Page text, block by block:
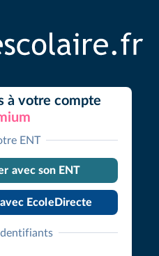
à votre compte
ENT
avec son ENT
EcoleDirecte